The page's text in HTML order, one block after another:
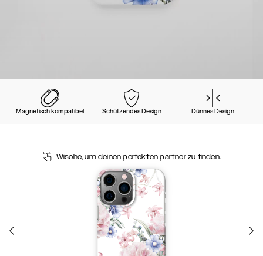
Magnetisch kompatibel Schützendes Design Dünnes Design
Wische, um deinen perfekten partner zu finden.